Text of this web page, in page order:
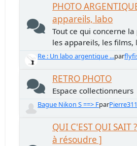
PHOTO
appareils, labo
Tout ce qui concerne
les appareils, les films,
Re : Un labo argentique ...par
RETRO PHOTO
Espace collectionneurs
Bague Nikon S ==> Fpar
QUI C'EST QUI SAIT
à résoudre ]